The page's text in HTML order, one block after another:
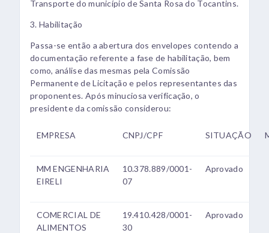
Transporte do município de Santa Rosa do Tocantins.
3. Habilitação
Passa-se então a abertura dos envelopes contendo a
documentação referente a fase de habilitação, bem
como, análise das mesmas pela Comissão
Permanente de Licitação e pelos representantes das
proponentes. Após minuciosa verificação, o
presidente da comissão considerou:
EMPRESA CNPJ/CPF SITUAÇÃO
MM ENGENHARIA
EIRELI
10.378.889/0001-
07
Aprovado
COMERCIAL DE
ALIMENTOS
19.410.428/0001-
30
Aprovado